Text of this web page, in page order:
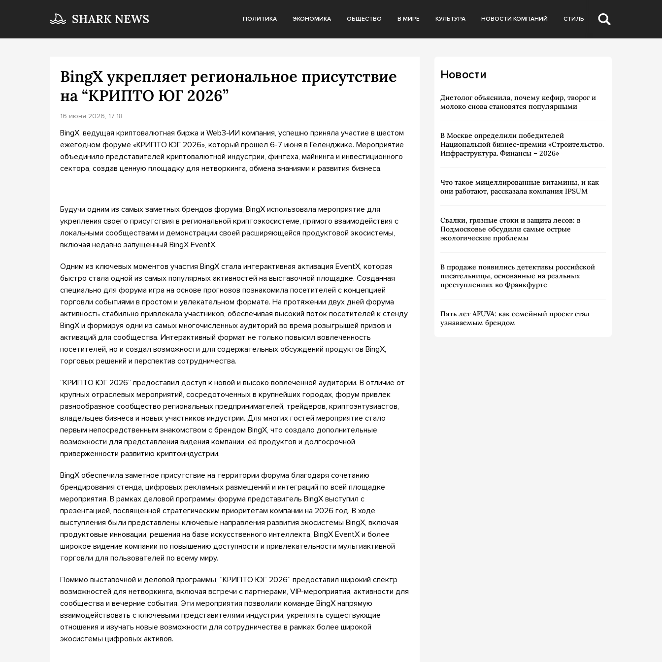
ПОЛИТИКА ЭКОНОМИКА ОБЩЕСТВО В МИРЕ КУЛЬТУРА НОВОСТИ КОМПАНИЙ СТИЛЬ
BingX укрепляет региональное присутствие
на “КРИПТО ЮГ 2026”
16 июня 2026, 17:18
BingX, ведущая криптовалютная биржа и Web3-ИИ компания, успешно приняла участие в шестом
ежегодном форуме «КРИПТО ЮГ 2026», который прошел 6-7 июня в Геленджике. Мероприятие
объединило представителей криптовалютной индустрии, финтеха, майнинга и инвестиционного
сектора, создав ценную площадку для нетворкинга, обмена знаниями и развития бизнеса.
Будучи одним из самых заметных брендов форума, BingX использовала мероприятие для
укрепления своего присутствия в региональной криптоэкосистеме, прямого взаимодействия с
локальными сообществами и демонстрации своей расширяющейся продуктовой экосистемы,
включая недавно запущенный BingX EventX.
Одним из ключевых моментов участия BingX стала интерактивная активация EventX, которая
быстро стала одной из самых популярных активностей на выставочной площадке. Созданная
специально для форума игра на основе прогнозов познакомила посетителей с концепцией
торговли событиями в простом и увлекательном формате. На протяжении двух дней форума
активность стабильно привлекала участников, обеспечивая высокий поток посетителей к стенду
BingX и формируя одни из самых многочисленных аудиторий во время розыгрышей призов и
активаций для сообщества. Интерактивный формат не только повысил вовлеченность
посетителей, но и создал возможности для содержательных обсуждений продуктов BingX,
торговых решений и перспектив сотрудничества.
“КРИПТО ЮГ 2026” предоставил доступ к новой и высоко вовлеченной аудитории. В отличие от
крупных отраслевых мероприятий, сосредоточенных в крупнейших городах, форум привлек
разнообразное сообщество региональных предпринимателей, трейдеров, криптоэнтузиастов,
владельцев бизнеса и новых участников индустрии. Для многих гостей мероприятие стало
первым непосредственным знакомством с брендом BingX, что создало дополнительные
возможности для представления видения компании, её продуктов и долгосрочной
приверженности развитию криптоиндустрии.
BingX обеспечила заметное присутствие на территории форума благодаря сочетанию
брендирования стенда, цифровых рекламных размещений и интеграций по всей площадке
мероприятия. В рамках деловой программы форума представитель BingX выступил с
презентацией, посвященной стратегическим приоритетам компании на 2026 год. В ходе
выступления были представлены ключевые направления развития экосистемы BingX, включая
продуктовые инновации, решения на базе искусственного интеллекта, BingX EventX и более
широкое видение компании по повышению доступности и привлекательности мультиактивной
торговли для пользователей по всему миру.
Помимо выставочной и деловой программы, “КРИПТО ЮГ 2026” предоставил широкий спектр
возможностей для нетворкинга, включая встречи с партнерами, VIP-мероприятия, активности для
сообщества и вечерние события. Эти мероприятия позволили команде BingX напрямую
взаимодействовать с ключевыми представителями индустрии, укреплять существующие
отношения и изучать новые возможности для сотрудничества в рамках более широкой
экосистемы цифровых активов.
Новости
Диетолог объяснила, почему кефир, творог и
молоко снова становятся популярными
В Москве определили победителей
Национальной бизнес-премии «Строительство.
Инфраструктура. Финансы – 2026»
Что такое мицеллированные витамины, и как
они работают, рассказала компания IPSUM
Свалки, грязные стоки и защита лесов: в
Подмосковье обсудили самые острые
экологические проблемы
В продаже появились детективы российской
писательницы, основанные на реальных
преступлениях во Франкфурте
Пять лет AFUVA: как семейный проект стал
узнаваемым брендом